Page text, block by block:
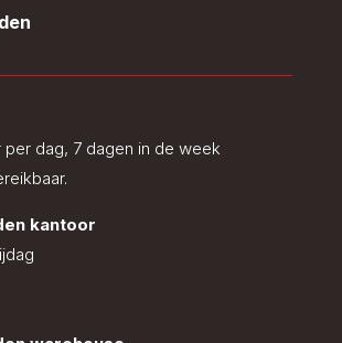
per dag, 7 dagen in de week
kantoor